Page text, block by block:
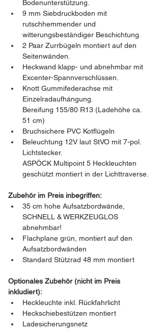
Bodenunterstützung.
9 mm Siebdruckboden mit
rutschhemmender und
witterungsbeständiger Beschichtung.
2 Paar Zurrbügeln montiert auf den
Seitenwänden.
Heckwand klapp- und abnehmbar mit
Excenter-Spannverschlüssen.
Knott Gummifederachse mit
Einzelradaufhängung.
Bereifung 155/80 R13 (Ladehöhe ca.
51 cm)
Bruchsichere PVC Kotflügeln
Beleuchtung 12V laut StVO mit 7-pol.
Lichtstecker.
ASPÖCK Multipoint 5 Heckleuchten
geschützt montiert in der Lichttraverse.
Zubehör im Preis inbegriffen:
35 cm hohe Aufsatzbordwände,
SCHNELL & WERKZEUGLOS
abnehmbar!
Flachplane grün, montiert auf den
Aufsatzbordwänden
Standard Stützrad 48 mm montiert
Optionales Zubehör (nicht im Preis
inkludiert):
Heckleuchte inkl. Rückfahrlicht
Heckschiebestützen montiert
Ladesicherungsnetz